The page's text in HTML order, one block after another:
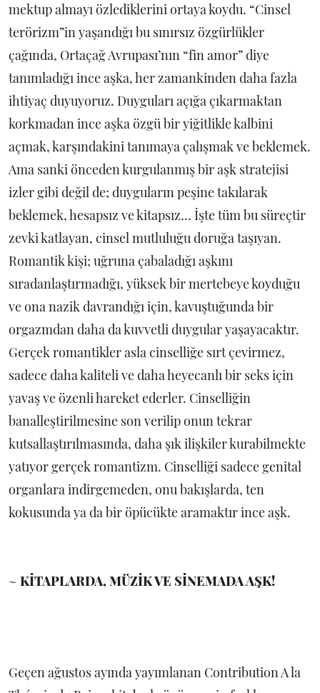
mektup almayı özlediklerini ortaya koydu. “Cinsel
terörizm”in yaşandığı bu sınırsız özgürlükler
çağında, Ortaçağ Avrupası’nın “fin amor” diye
tanımladığı ince aşka, her zamankinden daha fazla
ihtiyaç duyuyoruz. Duyguları açığa çıkarmaktan
korkmadan ince aşka özgü bir yiğitlikle kalbini
açmak, karşındakini tanımaya çalışmak ve beklemek.
Ama sanki önceden kurgulanmış bir aşk stratejisi
izler gibi değil de; duyguların peşine takılarak
beklemek, hesapsız ve kitapsız… İşte tüm bu süreçtir
zevki katlayan, cinsel mutluluğu doruğa taşıyan.
Romantik kişi; uğruna çabaladığı aşkını
sıradanlaştırmadığı, yüksek bir mertebeye koyduğu
ve ona nazik davrandığı için, kavuştuğunda bir
orgazmdan daha da kuvvetli duygular yaşayacaktır.
Gerçek romantikler asla cinselliğe sırt çevirmez,
sadece daha kaliteli ve daha heyecanlı bir seks için
yavaş ve özenli hareket ederler. Cinselliğin
banalleştirilmesine son verilip onun tekrar
kutsallaştırılmasında, daha şık ilişkiler kurabilmekte
yatıyor gerçek romantizm. Cinselliği sadece genital
organlara indirgemeden, onu bakışlarda, ten
kokusunda ya da bir öpücükte aramaktır ince aşk.
~ KİTAPLARDA, MÜZİK VE SİNEMADA AŞK!
Geçen ağustos ayında yayımlanan Contribution A la